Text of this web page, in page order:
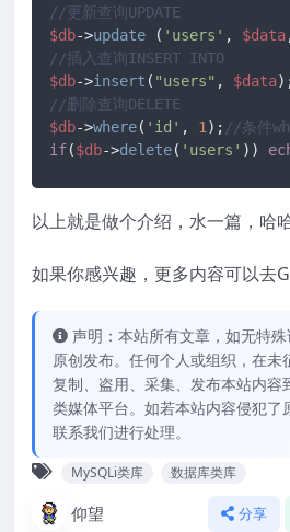
//更新查询UPDATE
$db->update ( 'users' , $data
//插入查询INSERT INTO
$db->insert ( "users" , $data
//删除查询DELETE
$db->where( 'id' , 1 ); //条件
if($db->delete( 'users' ))
以上就是做个介绍，水一篇，哈
如果你感兴趣，更多内容可以去
声明：本站所有文章，如无特
原创发布。任何个人或组织，在未
复制、盗用、采集、发布本站内容
类媒体平台。如若本站内容侵犯了
联系我们进行处理。
MySQLi类库 数据库类库
仰望 分享